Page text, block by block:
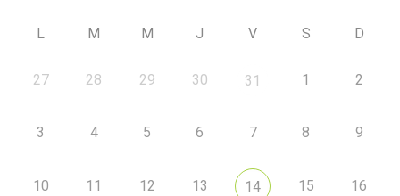
L M M J V S D
27 28 29 30 31 1 2
3 4 5 6 7 8 9
10 11 12 13 14 15 16